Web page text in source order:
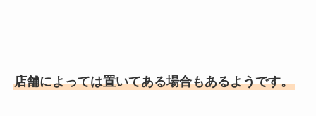
店舗によっては置いてある場合もあるようです。